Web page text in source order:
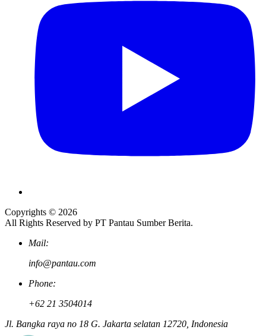
Copyrights © 2026
All Rights Reserved by PT Pantau Sumber Berita.
Mail:
info@pantau.com
Phone:
+62 21 3504014
Jl. Bangka raya no 18 G. Jakarta selatan 12720, Indonesia